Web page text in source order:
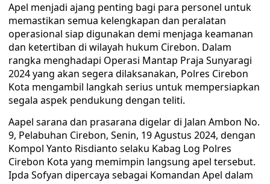
Apel menjadi ajang penting bagi para personel untuk
memastikan semua kelengkapan dan peralatan
operasional siap digunakan demi menjaga keamanan
dan ketertiban di wilayah hukum Cirebon. Dalam
rangka menghadapi Operasi Mantap Praja Sunyaragi
2024 yang akan segera dilaksanakan, Polres Cirebon
Kota mengambil langkah serius untuk mempersiapkan
segala aspek pendukung dengan teliti.
Aapel sarana dan prasarana digelar di Jalan Ambon No.
9, Pelabuhan Cirebon, Senin, 19 Agustus 2024, dengan
Kompol Yanto Risdianto selaku Kabag Log Polres
Cirebon Kota yang memimpin langsung apel tersebut.
Ipda Sofyan dipercaya sebagai Komandan Apel dalam